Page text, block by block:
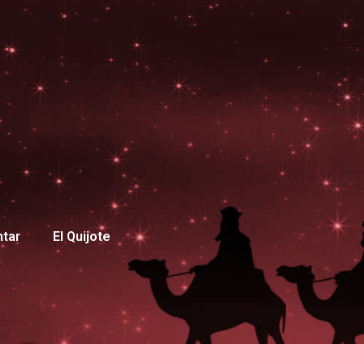
El Quijote